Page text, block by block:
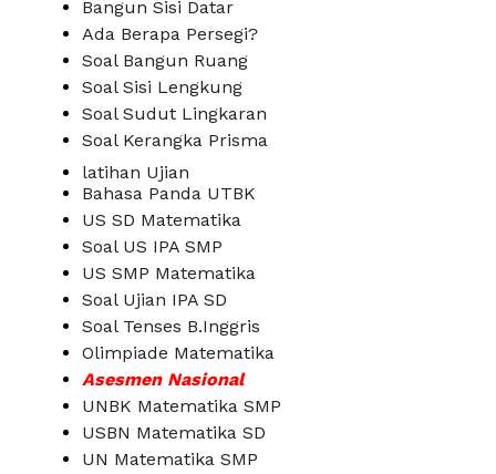
Bangun Sisi Datar
Ada Berapa Persegi?
Soal Bangun Ruang
Soal Sisi Lengkung
Soal Sudut Lingkaran
Soal Kerangka Prisma
latihan Ujian
Bahasa Panda UTBK
US SD Matematika
Soal US IPA SMP
US SMP Matematika
Soal Ujian IPA SD
Soal Tenses B.Inggris
Olimpiade Matematika
Asesmen Nasional
UNBK Matematika SMP
USBN Matematika SD
UN Matematika SMP